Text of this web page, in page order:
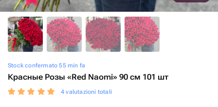
Stock confermato 55 min fa
Красные Розы «Red Naomi» 90 см 101 шт
4 valutazioni totali